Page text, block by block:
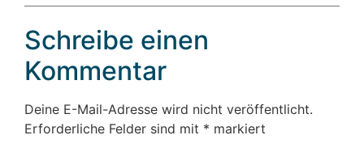
Schreibe einen
Kommentar
Deine E-Mail-Adresse wird nicht veröffentlicht.
Erforderliche Felder sind mit * markiert